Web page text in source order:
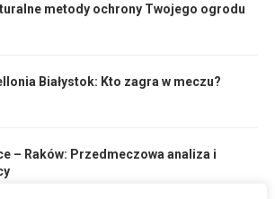
metody ochrony Twojego ogrodu
Białystok: Kto zagra w meczu?
– Raków: Przedmeczowa analiza i